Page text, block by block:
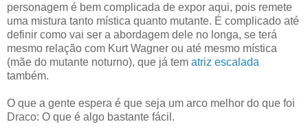
personagem é bem complicada de expor aqui, pois remete
uma mistura tanto mística quanto mutante. É complicado até
definir como vai ser a abordagem dele no longa, se terá
mesmo relação com Kurt Wagner ou até mesmo mística
(mãe do mutante noturno), que já tem atriz escalada
também.
O que a gente espera é que seja um arco melhor do que foi
Draco: O que é algo bastante fácil.